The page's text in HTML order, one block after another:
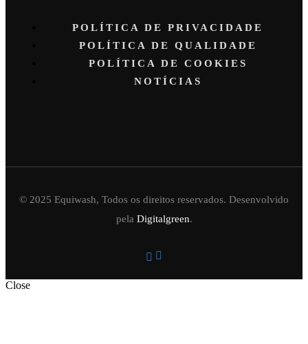
POLÍTICA DE PRIVACIDADE
POLÍTICA DE QUALIDADE
POLÍTICA DE COOKIES
NOTÍCIAS
© 2025 Equiwash, Todos os direitos reservados. Desenvolvido
pela Digitalgreen.
Close